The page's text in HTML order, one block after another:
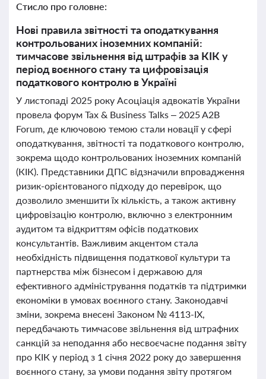
Стисло про головне:
Нові правила звітності та оподаткування
контрольованих іноземних компаній:
тимчасове звільнення від штрафів за КІК у
період воєнного стану та цифровізація
податкового контролю в Україні
У листопаді 2025 року Асоціація адвокатів України
провела форум Tax & Business Talks – 2025 A2B
Forum, де ключовою темою стали новації у сфері
оподаткування, звітності та податкового контролю,
зокрема щодо контрольованих іноземних компаній
(КІК). Представники ДПС відзначили впровадження
ризик-орієнтованого підходу до перевірок, що
дозволило зменшити їх кількість, а також активну
цифровізацію контролю, включно з електронним
аудитом та відкриттям офісів податкових
консультантів. Важливим акцентом стала
необхідність підвищення податкової культури та
партнерства між бізнесом і державою для
ефективного адміністрування податків та підтримки
економіки в умовах воєнного стану. Законодавчі
зміни, зокрема внесені Законом № 4113-ІХ,
передбачають тимчасове звільнення від штрафних
санкцій за неподання або несвоєчасне подання звіту
про КІК у період з 1 січня 2022 року до завершення
воєнного стану, за умови подання звіту протягом